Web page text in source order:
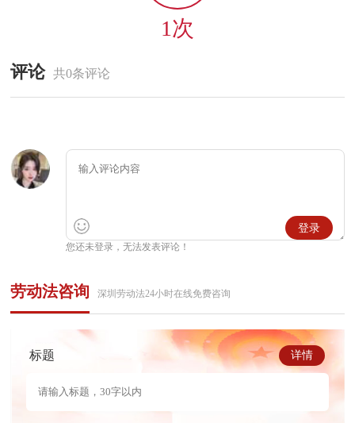
1次
评论 共0条评论
您还未登录，无法发表评论！
登录
劳动法咨询 深圳劳动法24小时在线免费咨询
详情
标题